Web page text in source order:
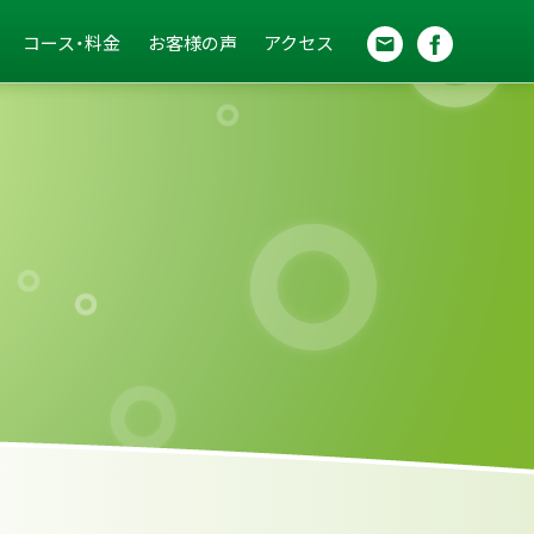
コース・料金 お客様の声 アクセス